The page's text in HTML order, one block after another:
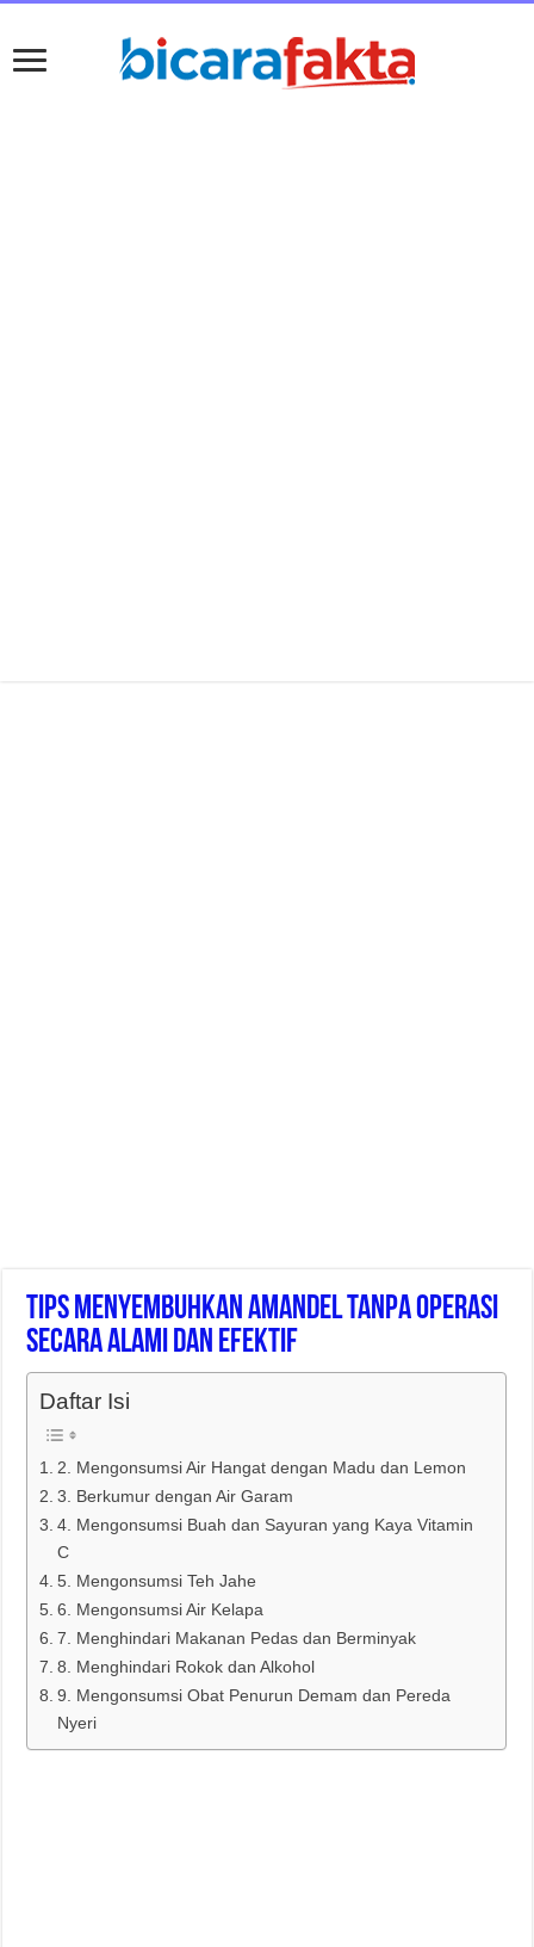
Tips Menyembuhkan Amandel Tanpa Operasi
Secara Alami Dan Efektif
Daftar Isi
2. Mengonsumsi Air Hangat dengan Madu dan Lemon
3. Berkumur dengan Air Garam
4. Mengonsumsi Buah dan Sayuran yang Kaya Vitamin
C
5. Mengonsumsi Teh Jahe
6. Mengonsumsi Air Kelapa
7. Menghindari Makanan Pedas dan Berminyak
8. Menghindari Rokok dan Alkohol
9. Mengonsumsi Obat Penurun Demam dan Pereda
Nyeri